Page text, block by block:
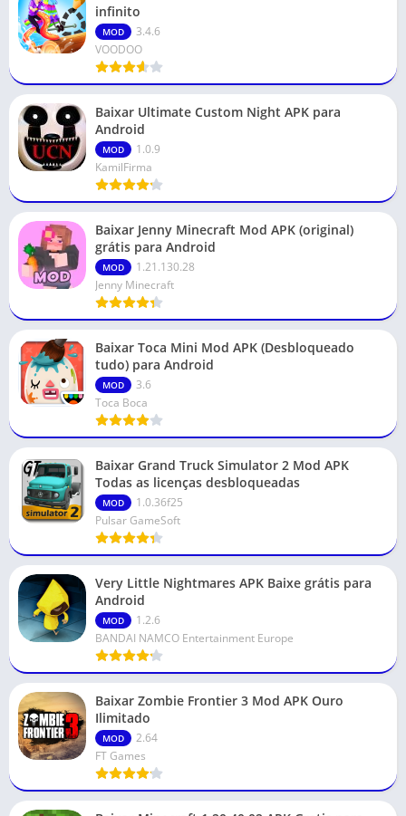
infinito
MOD
3.4.6
VOODOO
Baixar Ultimate Custom Night APK para
Android
MOD
1.0.9
KamilFirma
Baixar Jenny Minecraft Mod APK (original)
grátis para Android
MOD
1.21.130.28
Jenny Minecraft
Baixar Toca Mini Mod APK (Desbloqueado
tudo) para Android
MOD
3.6
Toca Boca
Baixar Grand Truck Simulator 2 Mod APK
Todas as licenças desbloqueadas
MOD
1.0.36f25
Pulsar GameSoft
Very Little Nightmares APK Baixe grátis para
Android
MOD
1.2.6
BANDAI NAMCO Entertainment Europe
Baixar Zombie Frontier 3 Mod APK Ouro
Ilimitado
MOD
2.64
FT Games